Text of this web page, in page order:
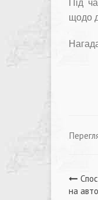
Під
щодо
на авто